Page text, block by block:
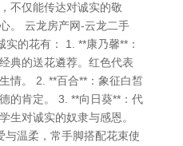
不仅能传达对诚实的敬
。 云龙房产网-云龙二手
的花有： 1. **康乃馨**：
典的送花遴荐。红色代表
情。 2. **百合**：象征白皙
的肯定。 3. **向日葵**：代
生对诚实的奴隶与感恩。
与温柔，常手脚搭配花束使